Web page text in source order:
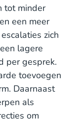
tot minder
een meer
zich
lagere
per gesprek.
toevoegen
Daarnaast
als
om